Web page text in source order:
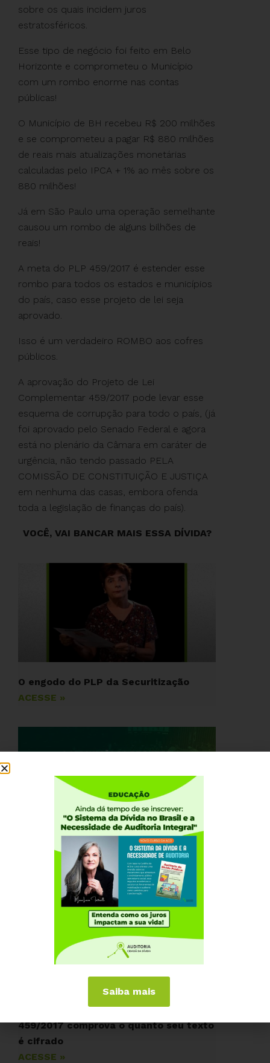
sobre os quais incidem juros
estratosféricos.
Esse tipo de negócio foi feito em Belo
Horizonte e comprometeu o Município
com um rombo enorme nas contas
públicas!
O Município de BH recebeu R$ 200 milhões
e se comprometeu a pagar R$ 880 milhões
de reais mais atualizações monetárias
calculadas pelo IPCA + 1% ao mês sobre os
880 milhões!
Já em São Paulo uma operação semelhante
causou um rombo de alguns bilhões de
reais!
A meta do PLP 459/2017 é estender esse
rombo para todos os estados e municípios
do país, caso esse projeto de lei seja
aprovado.
Isso é um verdadeiro ROMBO aos cofres
públicos.
A aprovação do Projeto de Lei
Complementar 459/2017 pode levar esse
esquema de corrupção para todo o país, (já
foi aprovado pelo Senado Federal e agora
está no plenário da Câmara em caráter de
urgência, não tendo passado PELA
COMISSÃO DE CONSTITUIÇÃO E JUSTIÇA
em nenhuma das casas, embora ofenda
toda a legislação de finanças do país).
VOCÊ, VAI BANCAR MAIS ESSA DÍVIDA?
O engodo do PLP da Securitização
ACESSE »
Vídeo: Rejeite o PLP 459/2017
Despreparo do atual relator do PLP
459/2017 comprova o quanto seu texto
é cifrado
ACESSE »
Saiba mais